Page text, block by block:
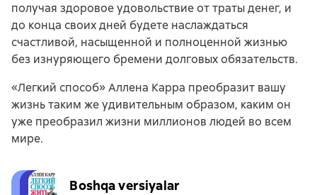
получая здоровое удовольствие от траты денег, и
до конца своих дней будете наслаждаться
счастливой, насыщенной и полноценной жизнью
без изнуряющего бремени долговых обязательств.
«Легкий способ» Аллена Карра преобразит вашу
жизнь таким же удивительным образом, каким он
уже преобразил жизни миллионов людей во всем
мире.
Boshqa versiyalar